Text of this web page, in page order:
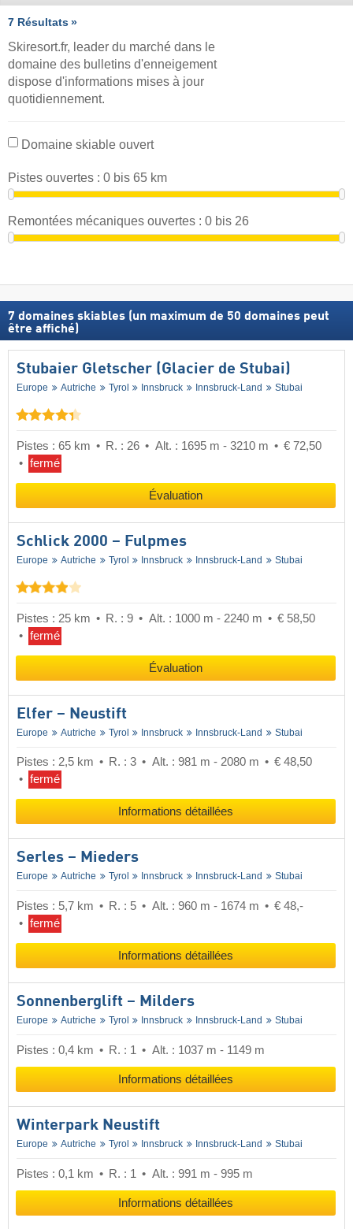
7 Résultats
Skiresort.fr, leader du marché dans le
domaine des bulletins d'enneigement
dispose d'informations mises à jour
quotidiennement.
Domaine skiable ouvert
Pistes ouvertes : 0 bis 65 km
Remontées mécaniques ouvertes : 0 bis 26
7 domaines skiables (un maximum de 50 domaines peut
être affiché)
Stubaier Gletscher (Glacier de Stubai)
Europe Autriche Tyrol Innsbruck Innsbruck-Land Stubai
Pistes : 65 km R. : 26 Alt. : 1695 m - 3210 m
€ 72,50
fermé
Évaluation
Schlick 2000 – Fulpmes
Europe Autriche Tyrol Innsbruck Innsbruck-Land Stubai
Pistes : 25 km R. : 9 Alt. : 1000 m - 2240 m
€ 58,50
fermé
Évaluation
Elfer – Neustift
Europe Autriche Tyrol Innsbruck Innsbruck-Land Stubai
Pistes : 2,5 km R. : 3 Alt. : 981 m - 2080 m
€ 48,50
fermé
Informations détaillées
Serles – Mieders
Europe Autriche Tyrol Innsbruck Innsbruck-Land Stubai
Pistes : 5,7 km R. : 5 Alt. : 960 m - 1674 m
€ 48,-
fermé
Informations détaillées
Sonnenberglift – Milders
Europe Autriche Tyrol Innsbruck Innsbruck-Land Stubai
Pistes : 0,4 km R. : 1 Alt. : 1037 m - 1149 m
Informations détaillées
Winterpark Neustift
Europe Autriche Tyrol Innsbruck Innsbruck-Land Stubai
Pistes : 0,1 km R. : 1 Alt. : 991 m - 995 m
Informations détaillées